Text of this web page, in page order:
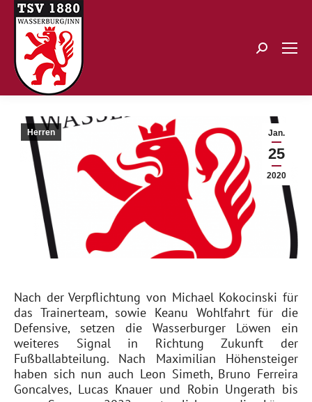
Search:
Jan.
25
2020
Herren
Nach der Verpflichtung von Michael Kokocinski für
das Trainerteam, sowie Keanu Wohlfahrt für die
Defensive, setzen die Wasserburger Löwen ein
weiteres Signal in Richtung Zukunft der
Fußballabteilung. Nach Maximilian Höhensteiger
haben sich nun auch Leon Simeth, Bruno Ferreira
Goncalves, Lucas Knauer und Robin Ungerath bis